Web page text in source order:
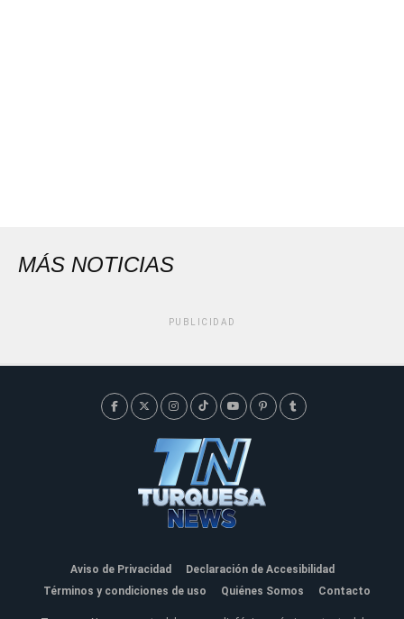
MÁS NOTICIAS
PUBLICIDAD
Aviso de Privacidad
Declaración de Accesibilidad
Términos y condiciones de uso
Quiénes Somos Contacto